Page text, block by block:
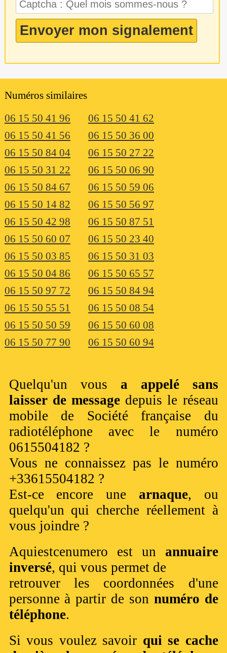
Numéros similaires
06 15 50 41 96
06 15 50 41 62
06 15 50 41 56
06 15 50 36 00
06 15 50 84 04
06 15 50 27 22
06 15 50 31 22
06 15 50 06 90
06 15 50 84 67
06 15 50 59 06
06 15 50 14 82
06 15 50 56 97
06 15 50 42 98
06 15 50 87 51
06 15 50 60 07
06 15 50 23 40
06 15 50 03 85
06 15 50 31 03
06 15 50 04 86
06 15 50 65 57
06 15 50 97 72
06 15 50 84 94
06 15 50 55 51
06 15 50 08 54
06 15 50 50 59
06 15 50 60 08
06 15 50 77 90
06 15 50 60 94
Quelqu'un vous a appelé sans
laisser de messagedepuis le réseau
mobile de Société française du
radiotéléphone avec le numéro
0615504182 ?
Vous ne connaissez pas le numéro
+33615504182 ?
Est-ce encore une arnaque, ou
quelqu'un qui cherche réellement à
vous joindre ?
Aquiestcenumero est un annuaire
inversé, qui vous permet de
retrouver les coordonnées d'une
personne à partir de son numéro de
téléphone.
Si vous voulez savoir qui se cache